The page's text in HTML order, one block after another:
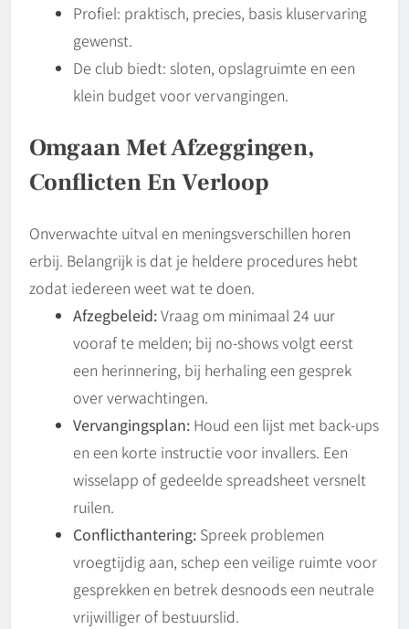
Profiel: praktisch, precies, basis kluservaring
gewenst.
De club biedt: sloten, opslagruimte en een
klein budget voor vervangingen.
Omgaan Met Afzeggingen,
Conflicten En Verloop
Onverwachte uitval en meningsverschillen horen
erbij. Belangrijk is dat je heldere procedures hebt
zodat iedereen weet wat te doen.
Afzegbeleid:Vraag om minimaal 24 uur
vooraf te melden; bij no-shows volgt eerst
een herinnering, bij herhaling een gesprek
over verwachtingen.
Vervangingsplan: Houd een lijst met back-ups
en een korte instructie voor invallers. Een
wisselapp of gedeelde spreadsheet versnelt
ruilen.
Conflicthantering: Spreek problemen
vroegtijdig aan, schep een veilige ruimte voor
gesprekken en betrek desnoods een neutrale
vrijwilliger of bestuurslid.